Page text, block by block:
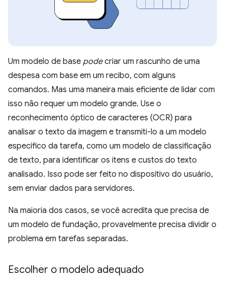
Um modelo de base podecriar um rascunho de uma
despesa com base em um recibo, com alguns
comandos. Mas uma maneira mais eficiente de lidar com
isso não requer um modelo grande. Use o
reconhecimento óptico de caracteres (OCR) para
analisar o texto da imagem e transmiti-lo a um modelo
específico da tarefa, como um modelo de classificação
de texto, para identificar os itens e custos do texto
analisado. Isso pode ser feito no dispositivo do usuário,
sem enviar dados para servidores.
Na maioria dos casos, se você acredita que precisa de
um modelo de fundação, provavelmente precisa dividir o
problema em tarefas separadas.
Escolher o modelo adequado